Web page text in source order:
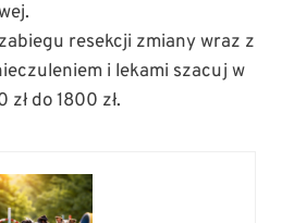
resekcji zmiany wraz z
i lekami szacuj w
do 1800 zł.